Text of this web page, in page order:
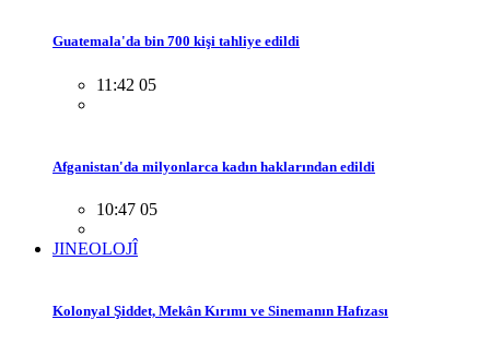
Guatemala'da bin 700 kişi tahliye edildi
11:42 05
Afganistan'da milyonlarca kadın haklarından edildi
10:47 05
JINEOLOJÎ
Kolonyal Şiddet, Mekân Kırımı ve Sinemanın Hafızası